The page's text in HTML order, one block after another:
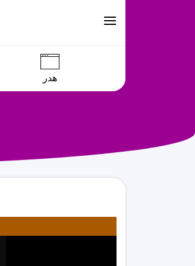
هدر